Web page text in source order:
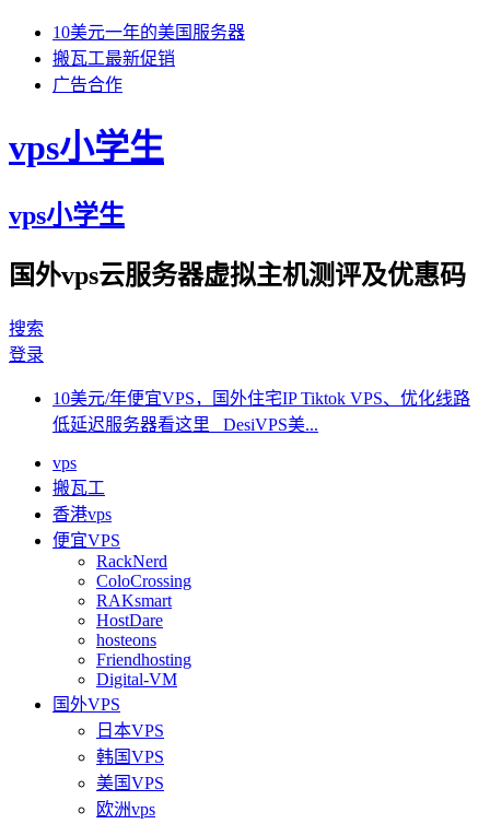
10美元一年的美国服务器
搬瓦工最新促销
广告合作
vps小学生
vps小学生
国外vps云服务器虚拟主机测评及优惠码
搜索
登录
10美元/年便宜VPS，国外住宅IP Tiktok VPS、优化线路
低延迟服务器看这里 DesiVPS美...
vps
搬瓦工
香港vps
便宜VPS
RackNerd
ColoCrossing
RAKsmart
HostDare
hosteons
Friendhosting
Digital-VM
国外VPS
日本VPS
韩国VPS
美国VPS
欧洲vps